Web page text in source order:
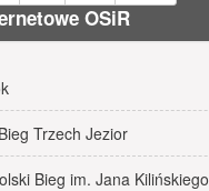
OSiR
Trzech Jezior
Bieg im. Jana Kilińskiego